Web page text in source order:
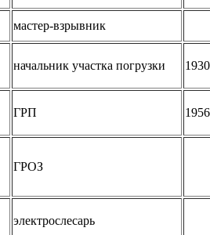
мастер-взрывник
начальник участка погрузки 1930
ГРП 1956
ГРОЗ
электрослесарь